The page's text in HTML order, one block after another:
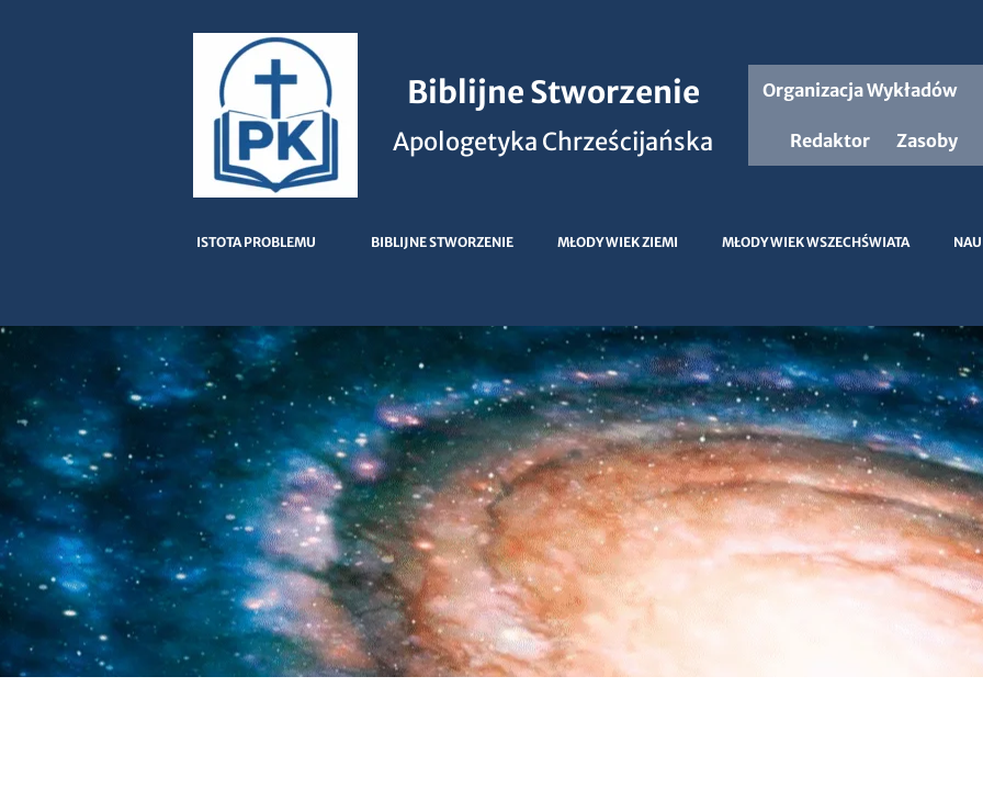
Biblijne Stworzenie
Apologetyka Chrześcijańska
Organizacja Wykładów
Redaktor Zasoby
ISTOTA PROBLEMU BIBLIJNE STWORZENIE MŁODY WIEK ZIEMI MŁODY WIEK WSZECHŚWIATA